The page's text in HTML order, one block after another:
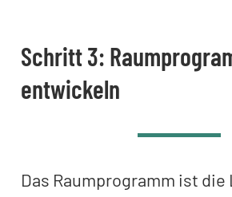
Schritt 3:
entwickeln
Das Raumprogramm ist